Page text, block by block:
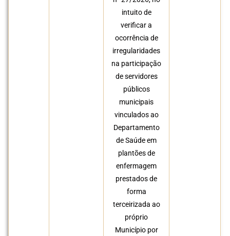
intuito de
verificar a
ocorrência de
irregularidades
na participação
de servidores
públicos
municipais
vinculados ao
Departamento
de Saúde em
plantões de
enfermagem
prestados de
forma
terceirizada ao
próprio
Município por